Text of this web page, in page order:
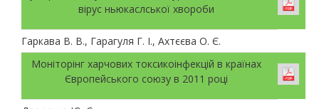
вірус ньюкаслської хвороби
Гаркава В. В., Гарагуля Г. І., Ахтєєва О. Є.
Моніторінг харчових токсикоінфекцій в країнах
Європейського союзу в 2011 році